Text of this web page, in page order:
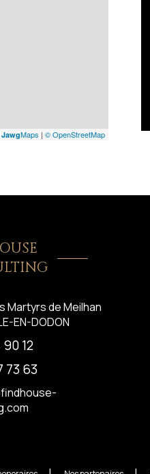
JawgMaps | © OpenStreetMap
Martyrs de Meilhan
EN-DODON
12
73 63